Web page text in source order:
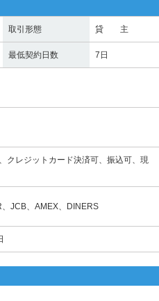
取引形態 貸 主
最低契約日数 7日
クレジットカード決済可、振込可、現
JCB、AMEX、DINERS